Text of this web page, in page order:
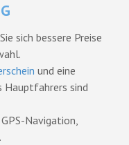
sich bessere Preise
und eine
Hauptfahrers sind
Navigation,
.